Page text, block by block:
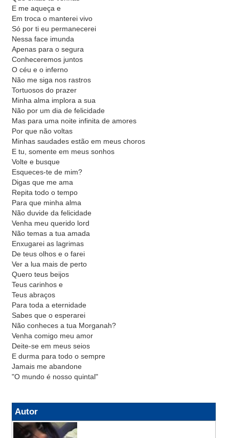
E me aqueça e
Em troca o manterei vivo
Só por ti eu permanecerei
Nessa face imunda
Apenas para o segura
Conheceremos juntos
O céu e o inferno
Não me siga nos rastros
Tortuosos do prazer
Minha alma implora a sua
Não por um dia de felicidade
Mas para uma noite infinita de amores
Por que não voltas
Minhas saudades estão em meus choros
E tu, somente em meus sonhos
Volte e busque
Esqueces-te de mim?
Digas que me ama
Repita todo o tempo
Para que minha alma
Não duvide da felicidade
Venha meu querido lord
Não temas a tua amada
Enxugarei as lagrimas
De teus olhos e o farei
Ver a lua mais de perto
Quero teus beijos
Teus carinhos e
Teus abraços
Para toda a eternidade
Sabes que o esperarei
Não conheces a tua Morganah?
Venha comigo meu amor
Deite-se em meus seios
E durma para todo o sempre
Jamais me abandone
"O mundo é nosso quintal"
Autor